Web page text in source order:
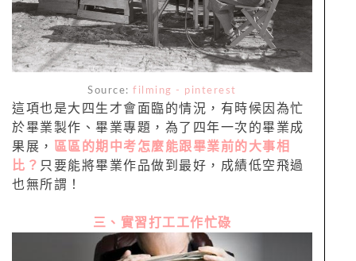
Source:filming - pinterest
這項也是大四生才會面臨的情況，有時候因為忙
於畢業製作、畢業專題，為了四年一次的畢業成
果展， 區區的期中考怎麼能跟畢業前的大事相
比？ 只要能將畢業作品做到最好，成績低空飛過
也無所謂！
三、實習打工工作忙碌